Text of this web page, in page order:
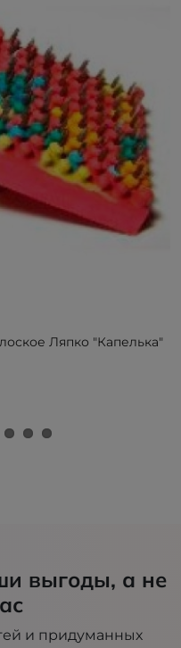
Ляпко "Капелька"
выгоды, а не
и придуманных